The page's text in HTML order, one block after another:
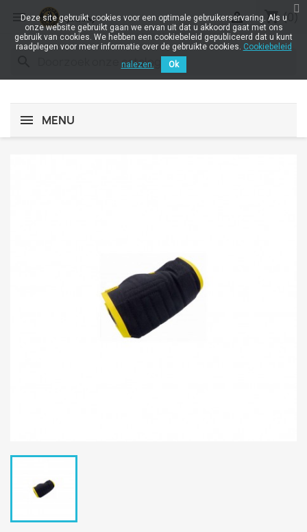
 shopping_cart (0)

MENU
Deze site gebruikt cookies voor een optimale gebruikerservaring. Als u
onze website gebruikt gaan we ervan uit dat u akkoord gaat met ons
gebruik van cookies. We hebben een cookiebeleid gepubliceerd dat u kunt
raadplegen voor meer informatie over de gebruikte cookies. Cookiebeleid
nalezen.
Ok